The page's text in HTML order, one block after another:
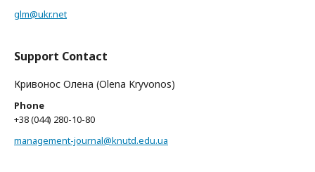
glm@ukr.net
Support Contact
Кривонос Олена (Olena Kryvonos)
Phone
+38 (044) 280-10-80
management-journal@knutd.edu.ua